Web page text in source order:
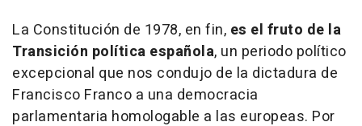
La Constitución de 1978, en fin, es el fruto de la
Transición política española, un periodo político
excepcional que nos condujo de la dictadura de
Francisco Franco a una democracia
parlamentaria homologable a las europeas. Por